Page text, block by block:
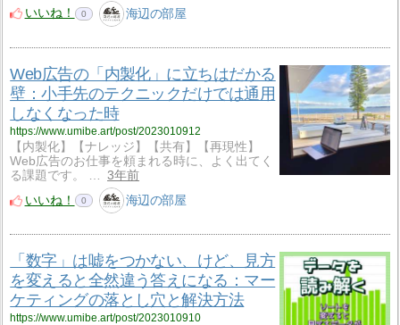
いいね！
0 海辺の部屋
Web広告の「内製化」に立ちはだかる
壁：小手先のテクニックだけでは通用
しなくなった時
https://www.umibe.art/post/2023010912
【内製化】【ナレッジ】【共有】【再現性】
Web広告のお仕事を頼まれる時に、よく出てく
る課題です。 …
3年前
いいね！
0 海辺の部屋
「数字」は嘘をつかない、けど、見方
を変えると全然違う答えになる：マー
ケティングの落とし穴と解決方法
https://www.umibe.art/post/2023010910